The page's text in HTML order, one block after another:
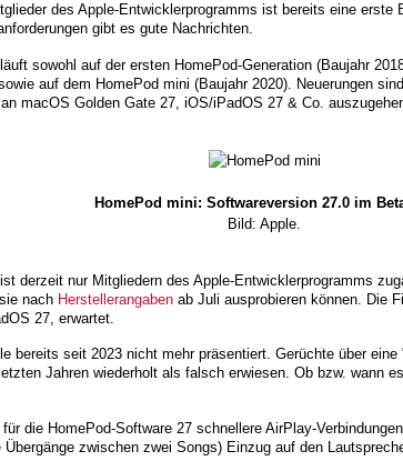
des Apple-Entwicklerprogramms ist bereits eine erste
gibt es gute Nachrichten.
sowohl auf der ersten HomePod-Generation (Baujahr
auf dem HomePod mini (Baujahr 2020). Neuerungen
macOS Golden Gate 27, iOS/iPadOS 27 & Co.
HomePod mini: Softwareversion 27.0 im
Bild: Apple.
derzeit nur Mitgliedern des Apple-Entwicklerprogramms
nach Herstellerangaben ab Juli ausprobieren können. Die
27, erwartet.
bereits seit 2023 nicht mehr präsentiert. Gerüchte über
Jahren wiederholt als falsch erwiesen. Ob bzw. wann
die HomePod-Software 27 schnellere AirPlay-
zwischen zwei Songs) Einzug auf den